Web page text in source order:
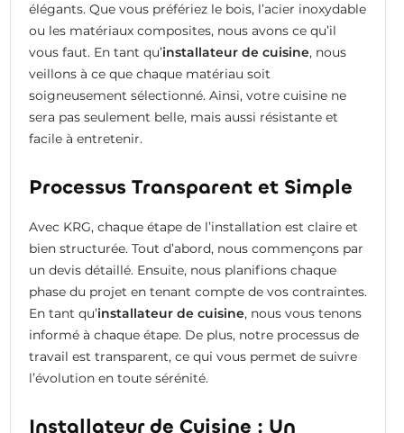
élégants. Que vous préfériez le bois, l’acier inoxydable
ou les matériaux composites, nous avons ce qu’il
vous faut. En tant qu’installateur de cuisine, nous
veillons à ce que chaque matériau soit
soigneusement sélectionné. Ainsi, votre cuisine ne
sera pas seulement belle, mais aussi résistante et
facile à entretenir.
Processus Transparent et Simple
Avec KRG, chaque étape de l’installation est claire et
bien structurée. Tout d’abord, nous commençons par
un devis détaillé. Ensuite, nous planifions chaque
phase du projet en tenant compte de vos contraintes.
En tant qu’installateur de cuisine, nous vous tenons
informé à chaque étape. De plus, notre processus de
travail est transparent, ce qui vous permet de suivre
l’évolution en toute sérénité.
Installateur de Cuisine : Un